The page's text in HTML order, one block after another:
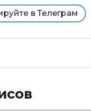
в Телеграм